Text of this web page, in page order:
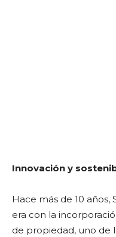
Innovación y
Hace más de 10 años,
era con la
de propiedad, uno de